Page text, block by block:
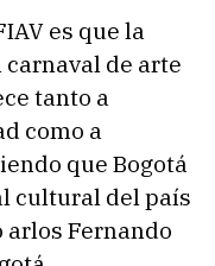
es que la
de arte
tanto a
como a
que Bogotá
cultural del país
arlos Fernando